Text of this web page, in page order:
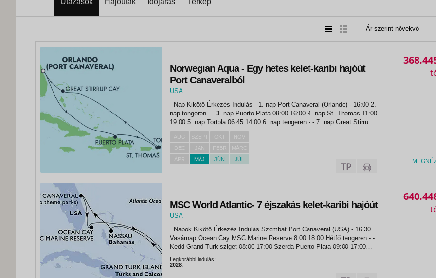
Utazások Hajóutak Időjárás Térkép
«
Norwegian Aqua - Egy hetes kelet-karibi hajóút
Port Canaveralból
USA
Port Canaveral
nap tengeren - - 3. nap Puerto Plata 09:00 16:00 4. nap St. Thomas 11:00
19:00 5. nap Tortola 06:45 14:00 6. nap tengeren - - 7. nap Great Stirrup
Cay...
AUG SZEPT OKT
NOV
DEC
JAN FEBR
MÁRC
ÁPR
MÁJ JÚN JÚL
MSC World Atlantic- 7 éjszakás kelet-karibi hajóút
USA
Port Canaveral
Vasárnap Ocean Cay MSC Marine Reserve 8:00 18:00 Hétfő tengeren - -
Kedd Grand Turk sziget 08:00 17:00 Szerda Puerto Plata 09:00 17:00
Csütörtök tengeren - -...
Legkorábbi indulás:
2028.